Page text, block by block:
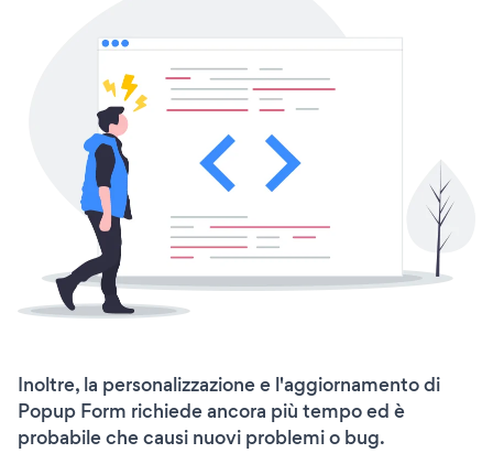
Inoltre, la personalizzazione e l'aggiornamento di
Popup Form richiede ancora più tempo ed è
probabile che causi nuovi problemi o bug.